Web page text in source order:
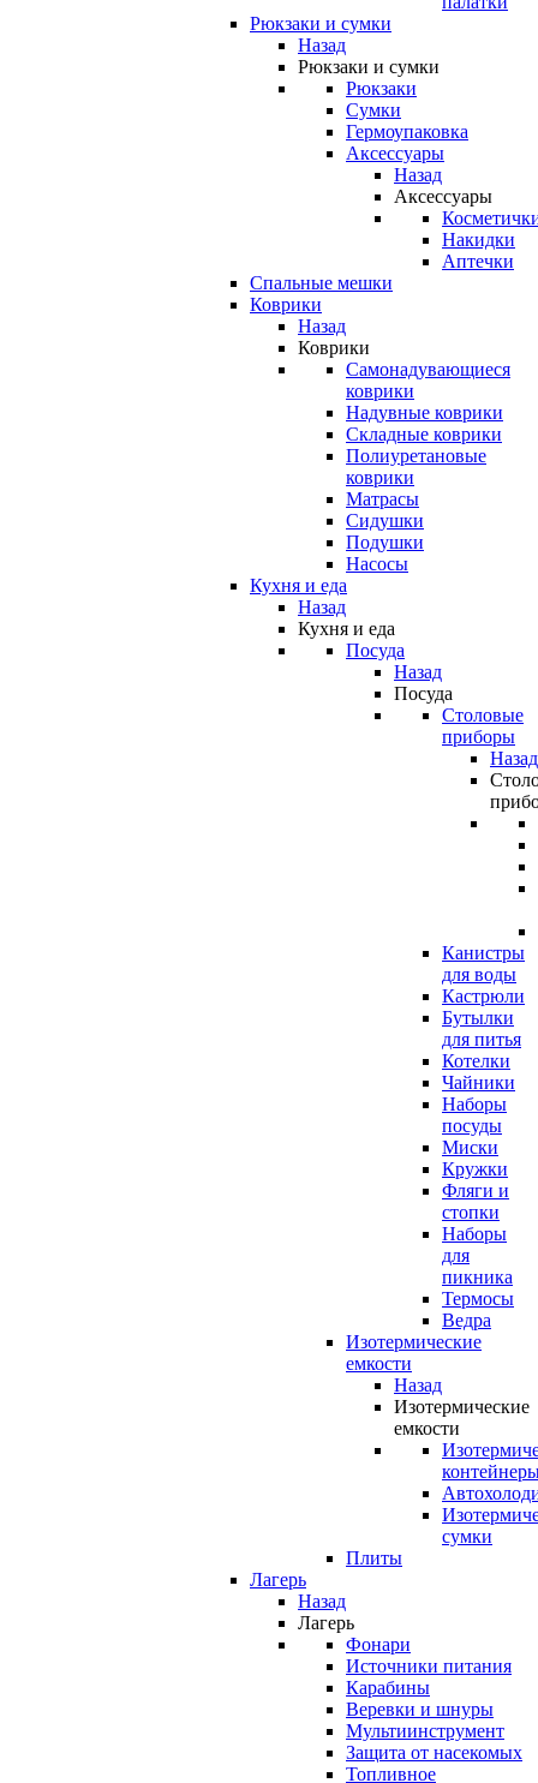
Рюкзаки и сумки
Назад
Рюкзаки и сумки
Рюкзаки
Сумки
Гермоупаковка
Аксессуары
Назад
Аксессуары
Накидки
Аптечки
Спальные мешки
Коврики
Назад
Коврики
Самонадувающиеся
коврики
Надувные коврики
Складные коврики
Полиуретановые
коврики
Матрасы
Сидушки
Подушки
Насосы
Кухня и еда
Назад
Кухня и еда
Посуда
Назад
Посуда
Столовые
приборы
Назад
Канистры
для воды
Кастрюли
Бутылки
для питья
Котелки
Чайники
Наборы
посуды
Миски
Кружки
Фляги и
стопки
Наборы
для
пикника
Термосы
Ведра
Изотермические
емкости
Назад
Изотермические
емкости
сумки
Плиты
Лагерь
Назад
Лагерь
Фонари
Источники питания
Карабины
Веревки и шнуры
Мультиинструмент
Защита от насекомых
Топливное